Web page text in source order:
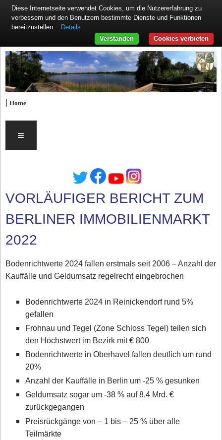
|Home
≡
VORLÄUFIGER BERICHT ZUM
BERLINER IMMOBILIENMARKT
2022
Bodenrichtwerte 2024 fallen erstmals seit 2006 – Anzahl der
Kauffälle und Geldumsatz regelrecht eingebrochen
Bodenrichtwerte 2024 in Reinickendorf rund 5%
gefallen
Frohnau und Tegel (Zone Schloss Tegel) teilen sich
den Höchstwert im Bezirk mit € 800
Bodenrichtwerte in Oberhavel fallen deutlich um rund
20%
Anzahl der Kauffälle in Berlin um -25 % gesunken
Geldumsatz sogar um -38 % auf 8,4 Mrd. €
zurückgegangen
Preisrückgänge von – 1 bis – 25 % über alle
Teilmärkte
Diese Internetseite verwendet Cookies, um die Nutzererfahrung zu
verbessern und den Benutzern bestimmte Dienste und Funktionen
bereitzustellen.
Details
Cookies verbieten
Verstanden